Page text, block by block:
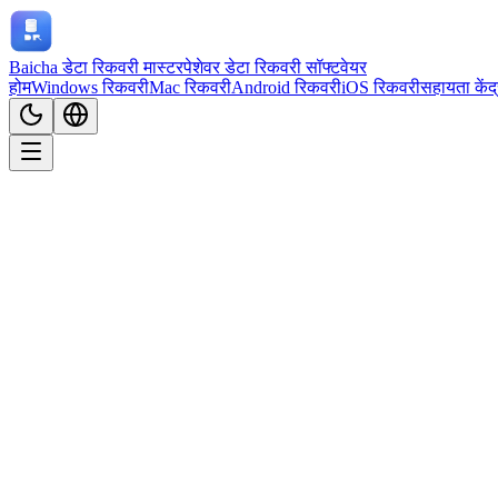
Baicha डेटा रिकवरी मास्टरपेशेवर डेटा रिकवरी सॉफ्टवेयर
होमWindows रिकवरीMac रिकवरीAndroid रिकवरीiOS रिकवरीसहायता